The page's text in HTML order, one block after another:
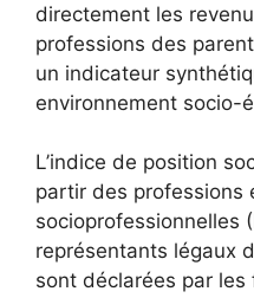
directement les
professions des
un indicateur
environnement socio-
L’indice de position
partir des professions
socioprofessionnelles
représentants légaux
sont déclarées par les